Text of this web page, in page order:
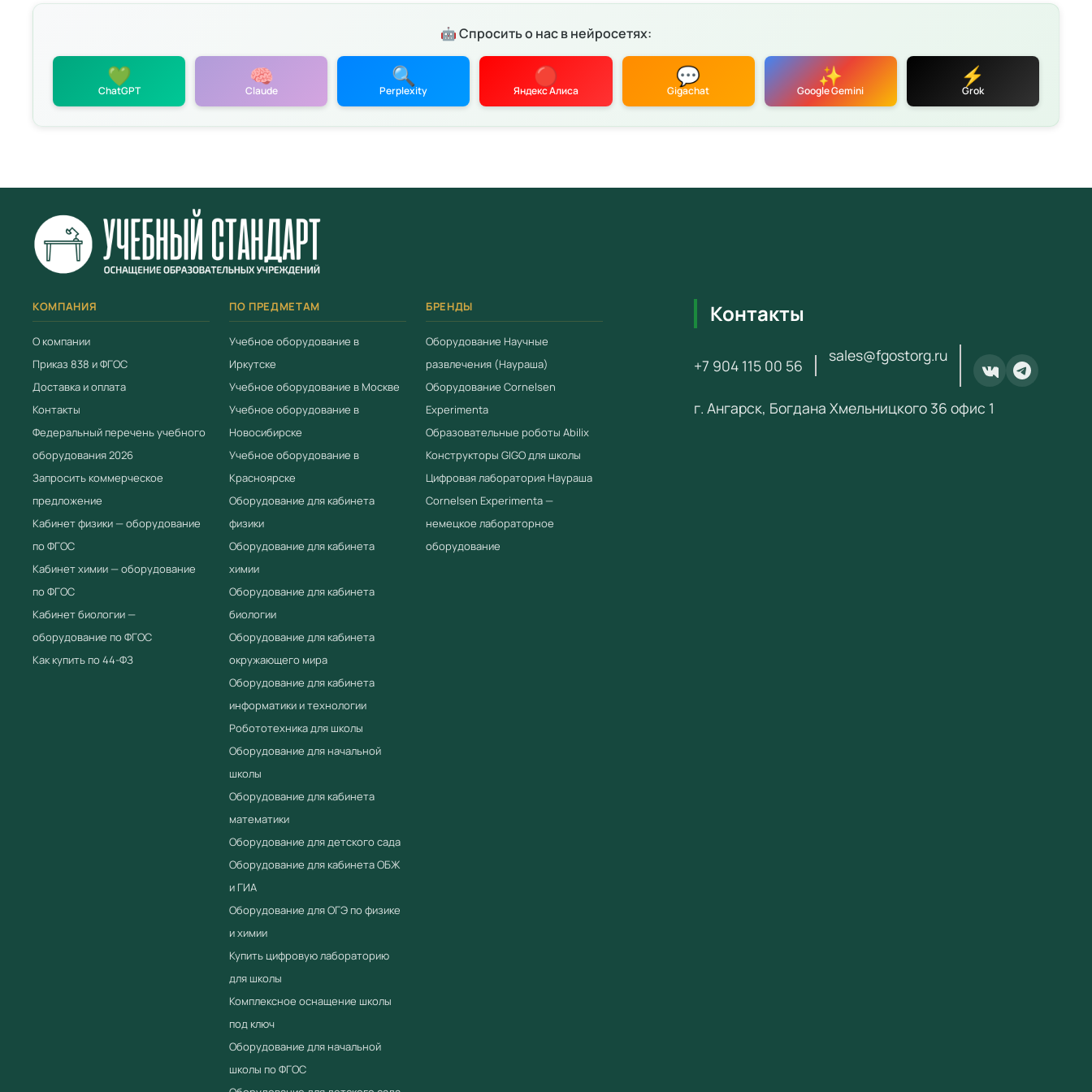
Цена: 3 410 ₽ с НДС. Поставка по всей России для школ,
Характеристики
Соответствует требованиям ФГОС и Приказа № 838 от
28.11.2024
Комплексное оснащение кабинетов «под ключ»
Для заказа и получения коммерческого предложения
+7 (904) 115-00-56или
fgostorg.ru@yandex.ru
ООО «Учебный Стандарт» — поставщик образовательного
🤖 Спросить о нас в нейросетях:
💚
ChatGPT
🧠
Claude
🔍
Perplexity
🔴
Яндекс Алиса
💬
Gigachat
✨
Google Gemini
⚡
Grok
КОМПАНИЯ
О компании
Приказ 838 и ФГОС
Доставка и оплата
Контакты
Федеральный перечень учебного
оборудования 2026
Запросить коммерческое
предложение
Кабинет физики — оборудование
по ФГОС
Кабинет химии — оборудование
по ФГОС
Кабинет биологии —
оборудование по ФГОС
Как купить по 44-ФЗ
ПО ПРЕДМЕТАМ
Учебное оборудование в
Иркутске
Учебное оборудование в Москве
Учебное оборудование в
Новосибирске
Учебное оборудование в
Красноярске
Оборудование для кабинета
физики
Оборудование для кабинета
химии
Оборудование для кабинета
биологии
Оборудование для кабинета
окружающего мира
Оборудование для кабинета
информатики и технологии
Робототехника для школы
Оборудование для начальной
школы
Оборудование для кабинета
математики
Оборудование для детского сада
Оборудование для кабинета ОБЖ
и ГИА
Оборудование для ОГЭ по физике
и химии
Купить цифровую лабораторию
для школы
Комплексное оснащение школы
под ключ
Оборудование для начальной
школы по ФГОС
БРЕНДЫ
Оборудование Научные
развлечения (Наураша)
Оборудование Cornelsen
Experimenta
Образовательные роботы Abilix
Конструкторы GIGO для школы
Цифровая лаборатория Наураша
Cornelsen Experimenta —
немецкое лабораторное
оборудование
Контакты
+7 904 115 00 56
sales@fgostorg.ru
г. Ангарск, Богдана Хмельницкого 36 офис 1